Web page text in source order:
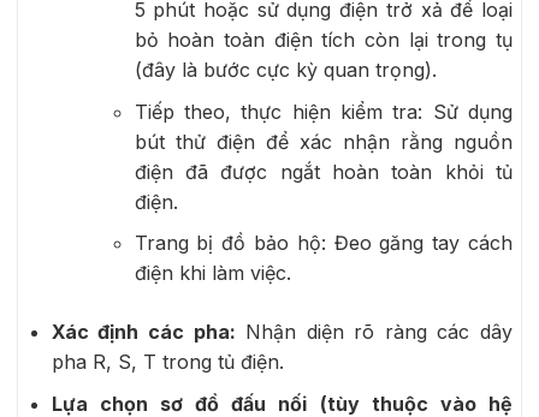
5 phút hoặc sử dụng điện trở xả để loại
bỏ hoàn toàn điện tích còn lại trong tụ
(đây là bước cực kỳ quan trọng).
Tiếp theo, thực hiện kiểm tra: Sử dụng
bút thử điện để xác nhận rằng nguồn
điện đã được ngắt hoàn toàn khỏi tủ
điện.
Trang bị đồ bảo hộ: Đeo găng tay cách
điện khi làm việc.
Xác định các pha: Nhận diện rõ ràng các dây
pha R, S, T trong tủ điện.
Lựa chọn sơ đồ đấu nối (tùy thuộc vào hệ